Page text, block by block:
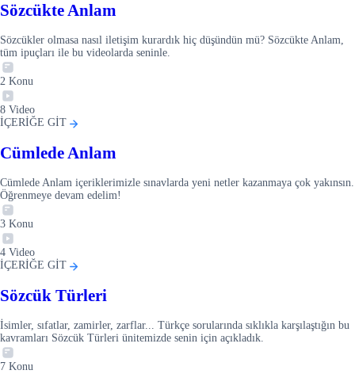
Sözcükte Anlam
Sözcükler olmasa nasıl iletişim kurardık hiç düşündün mü? Sözcükte Anlam,
tüm ipuçları ile bu videolarda seninle.
2 Konu
8 Video
İÇERİĞE GİT
Cümlede Anlam
Cümlede Anlam içeriklerimizle sınavlarda yeni netler kazanmaya çok yakınsın.
Öğrenmeye devam edelim!
3 Konu
4 Video
İÇERİĞE GİT
Sözcük Türleri
İsimler, sıfatlar, zamirler, zarflar... Türkçe sorularında sıklıkla karşılaştığın bu
kavramları Sözcük Türleri ünitemizde senin için açıkladık.
7 Konu